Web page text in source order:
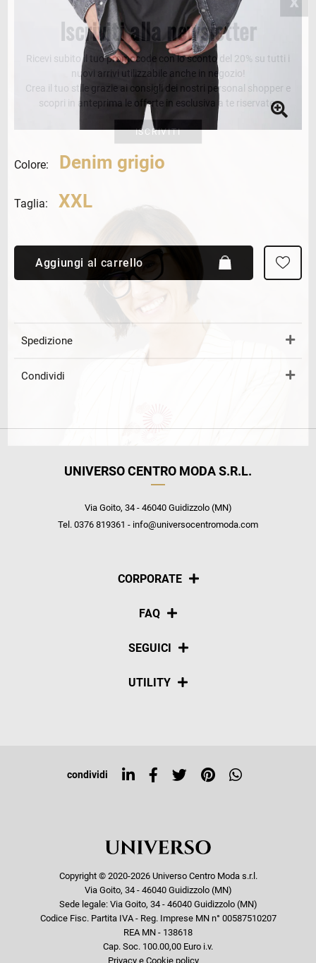
Colore: Denim grigio
Taglia: XXL
Aggiungi al carrello
Spedizione
Condividi
UNIVERSO CENTRO MODA S.R.L.
Via Goito, 34 - 46040 Guidizzolo (MN)
Tel. 0376 819361 - info@universocentromoda.com
CORPORATE
Chi siamo
FAQ
Pagamenti
SEGUICI
Social
UTILITY
Top ricerche
condividi
Copyright © 2020-2026 Universo Centro Moda s.r.l.
Via Goito, 34 - 46040 Guidizzolo (MN)
Sede legale: Via Goito, 34 - 46040 Guidizzolo (MN)
Codice Fisc. Partita IVA - Reg. Imprese MN n° 00587510207
REA MN - 138618
Cap. Soc. 100.00,00 Euro i.v.
Privacy e Cookie policy
Iscriviti alla newsletter
Ricevi subito il tuo promocode con lo sconto del 20% su tutti i
nuovi arrivi utilizzabile anche in negozio!
Crea il tuo stile grazie ai consigli dei nostri personal shopper e
scopri in anteprima le offerte in esclusiva a te riservate.
ISCRIVITI